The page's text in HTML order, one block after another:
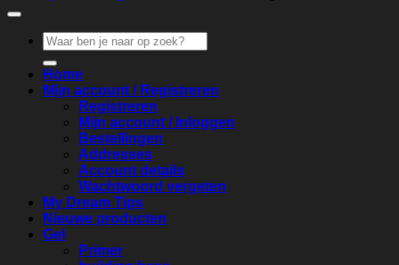
Zoeken
naar:
Home
Mijn account / Registreren
Registreren
Mijn account / Inloggen
Bestellingen
Addresses
Account details
Wachtwoord vergeten
My Dream Tips
Nieuwe producten
Gel
Primer